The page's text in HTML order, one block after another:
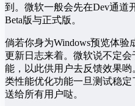
到。微软一般会先在Dev通道
Beta版与正式版。
倘若你身为Windows预览体
更新日志来着。微软说不定
能，以此供用户去反馈效果
类性能优化功能一旦测试稳
送给所有用户哒。